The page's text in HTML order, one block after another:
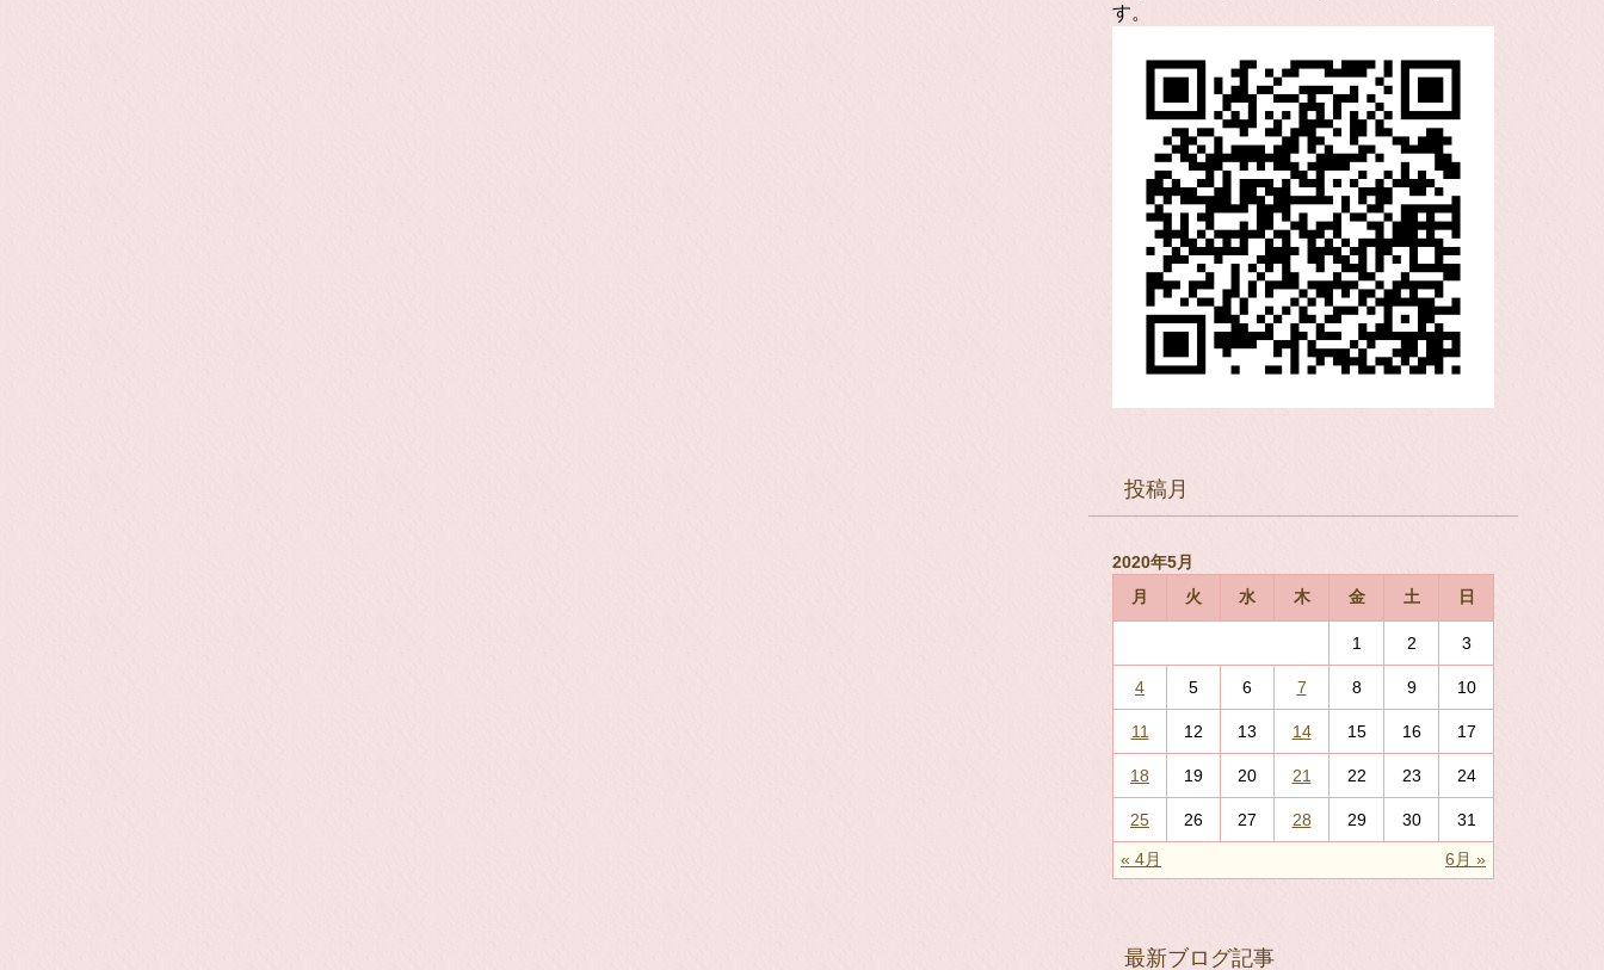
す。
投稿月
2020年5月
月
火 水 木 金 土 日
« 4月 6月 »
1 2 3
4 5 6 7 8 9 10
11 12 13 14 15 16 17
18 19 20 21 22 23 24
25 26 27 28 29 30 31
最新ブログ記事